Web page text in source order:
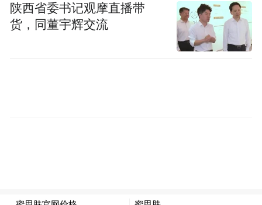
图源|网络
2024年4月，马斯克原计划飞往印度与莫迪面
但条件苛刻：一是投资至少5亿美元，要求 3
陕西省委书记观摩直播带
货，同董宇辉交流